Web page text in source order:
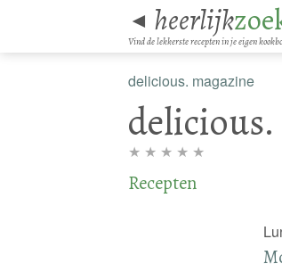
◄ heerlijk
Vind de lekkerste recepten in je eigen
delicious. magazine
delicious.
★ ★ ★ ★ ★
Recepten